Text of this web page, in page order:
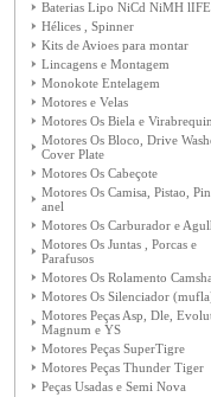
Baterias Lipo NiCd NiMH lIFE
Hélices , Spinner
Kits de Avioes para montar
Lincagens e Montagem
Monokote Entelagem
Motores e Velas
Motores Os Biela e
Motores Os Bloco, Drive
Cover Plate
Motores Os Cabeçote
Motores Os Camisa, Pistao,
anel
Motores Os Carburador e
Motores Os Juntas , Porcas e
Parafusos
Motores Os Rolamento
Motores Os Silenciador
Motores Peças Asp, Dle,
Magnum e YS
Motores Peças SuperTigre
Motores Peças Thunder Tiger
Peças Usadas e Semi Nova